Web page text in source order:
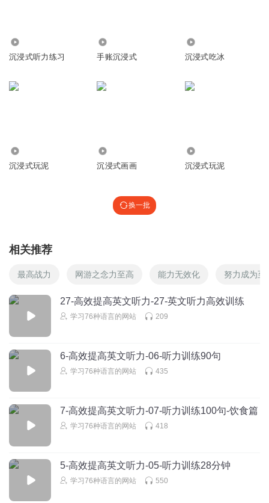
沉浸式听力练习 手账沉浸式 沉浸式吃冰
沉浸式玩泥 沉浸式画画 沉浸式玩泥
换一批
相关推荐
最高战力 网游之念力至高 能力无效化 努力成为至
27-高效提高英文听力-27-英文听力高效训练
学习76种语言的网站 209
6-高效提高英文听力-06-听力训练90句
学习76种语言的网站 435
7-高效提高英文听力-07-听力训练100句-饮食篇
学习76种语言的网站 418
5-高效提高英文听力-05-听力训练28分钟
学习76种语言的网站 550